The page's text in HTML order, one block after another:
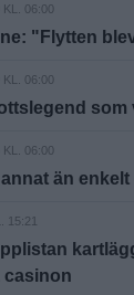
06:00
"Flytten
06:00
som
06:00
än
15:21
casinon